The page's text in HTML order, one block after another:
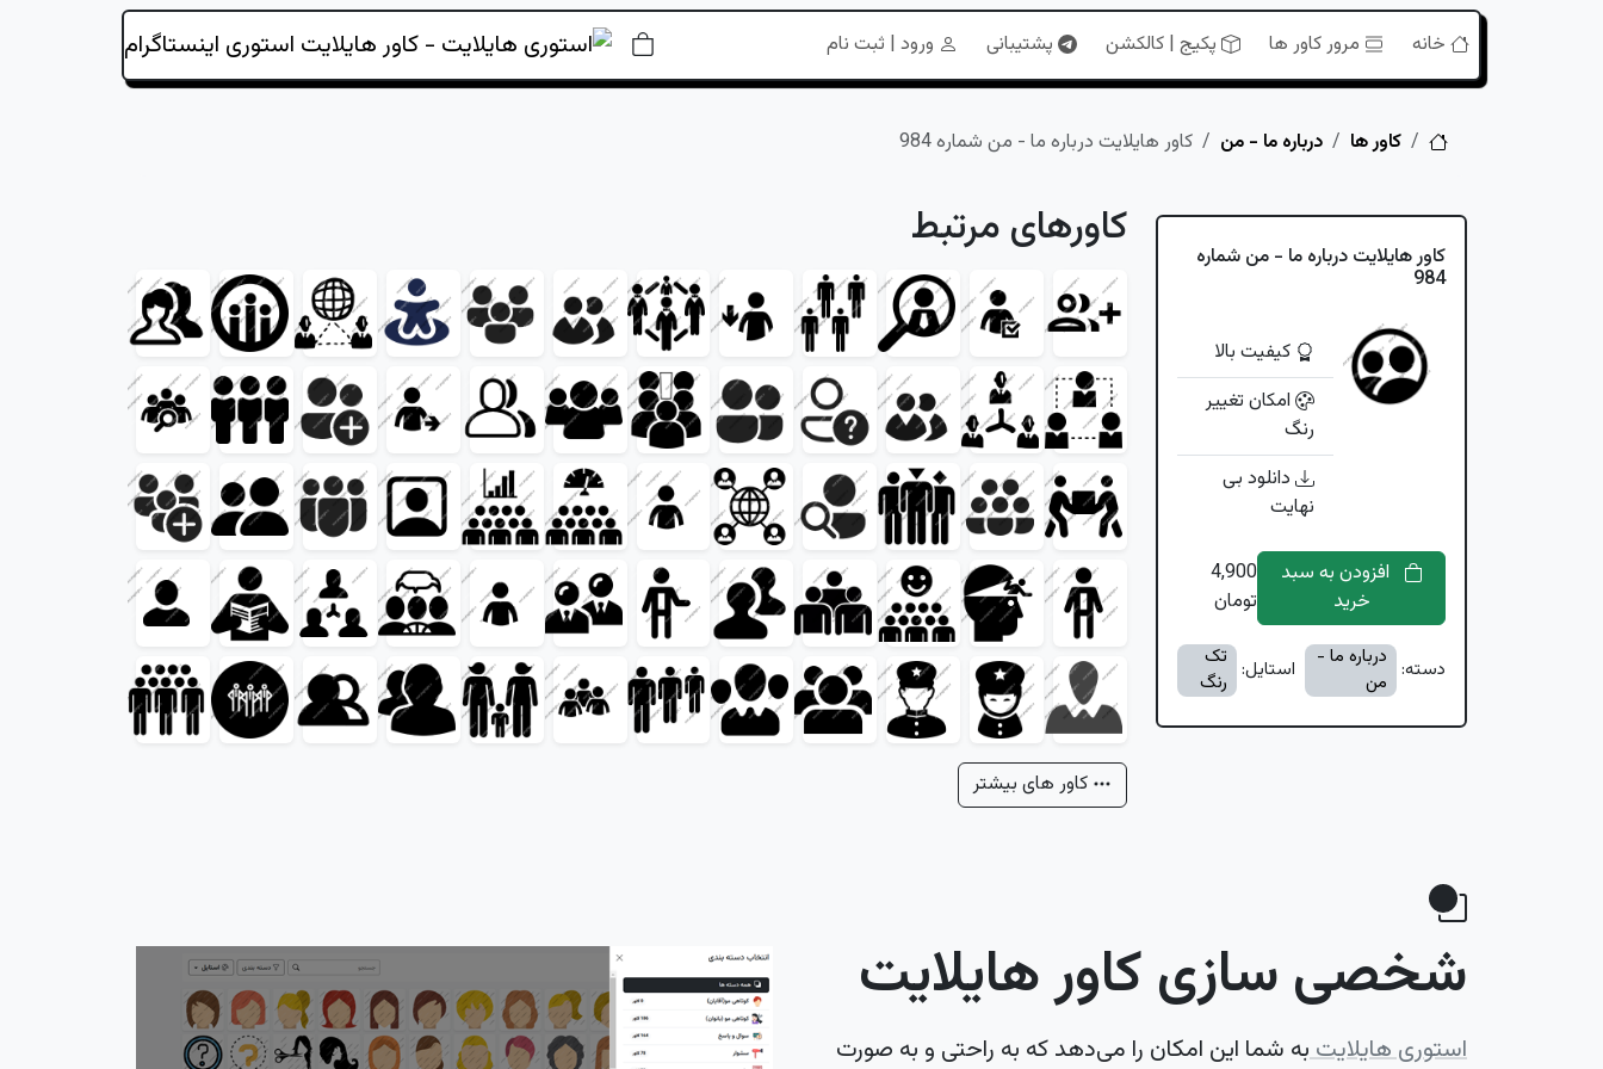
خانه مرور کاور ها پکیج | کالکشن پشتیبانی ورود | ثبت نام
خانهکاور ها درباره ما - من کاور هایلایت درباره ما - من شماره 984
کاور هایلایت درباره ما - من شماره
984
کیفیت بالا
امکان تغییر
رنگ
دانلود بی
نهایت
افزودن به سبد
خرید
4,900
تومان
دسته: درباره ما -
من
استایل: تک
رنگ
کاورهای مرتبط
کاور های بیشتر
شخصی سازی کاور هایلایت
استوری هایلایتبه شما این امکان را می‌دهد که به راحتی و به صورت